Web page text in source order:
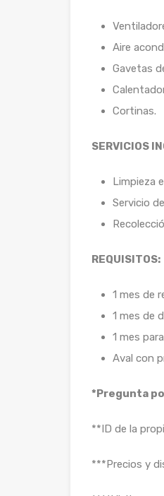
Aire
Gavetas
Cortinas.
SERVICIOS
Limpieza
Servicio
REQUISITOS:
1 mes de
1 mes de
1 mes
Aval con
*Pregunta
**ID de la
***Precios y